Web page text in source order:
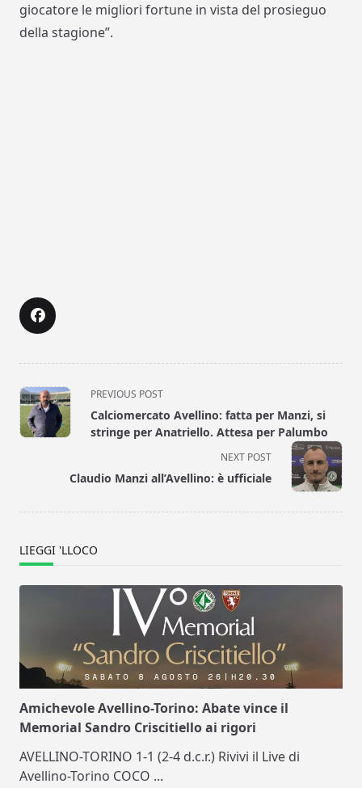
giocatore le migliori fortune in vista del prosieguo
della stagione”.
<span
class="nav-
subtitle
PREVIOUS POST
Calciomercato Avellino: fatta per Manzi, si
stringe per Anatriello. Attesa per Palumbo
NEXT POST
Claudio Manzi all’Avellino: è ufficiale
LIEGGI 'LLOCO
Amichevole Avellino-Torino: Abate vince il
Memorial Sandro Criscitiello ai rigori
AVELLINO-TORINO 1-1 (2-4 d.c.r.) Rivivi il Live di
Avellino-Torino COCO ...